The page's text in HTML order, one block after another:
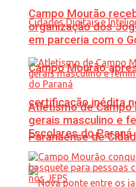
Campo Mourão
certificação inédita
Paranaense de
Campo Mourão
organização dos
em parceria com o
Atletismo de
gerais masculino e
Escolares do Paraná